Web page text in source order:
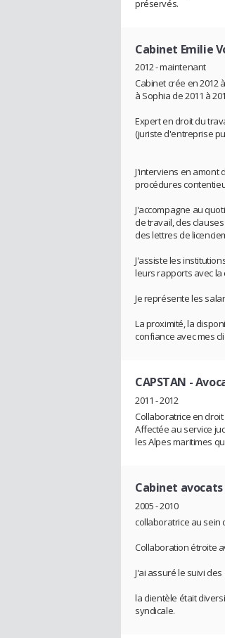
préservés.
Cabinet Emilie
2012 - maintenant
Cabinet crée en 2012
à Sophia de 2011 à
Expert en droit du
(juriste d'entreprise
J'interviens en amont
procédures
J'accompagne au
de travail, des
des lettres de
J'assiste les
leurs rapports avec
Je représente les
La proximité, la
confiance avec mes
CAPSTAN -
2011 - 2012
Collaboratrice en
Affectée au service
les Alpes maritimes
Cabinet
2005 - 2010
collaboratrice au sein
Collaboration étroite
J'ai assuré le suivi
la clientèle était
syndicale.